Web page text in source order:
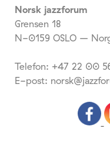
Norsk jazzforum
Grensen 18
N-0159 OSLO –
Telefon: +47 22 00
E-post: